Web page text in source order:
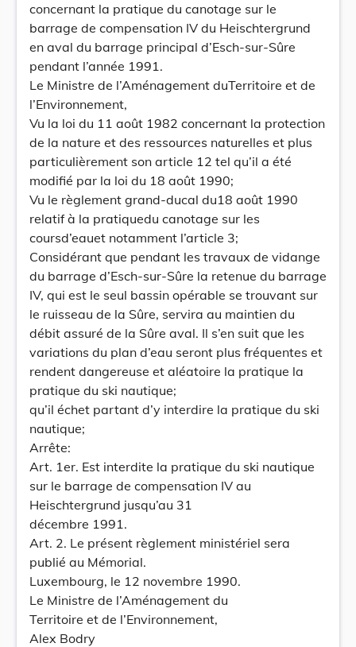
concernant la pratique du canotage sur le
barrage de compensation IV du Heischtergrund
en aval du barrage principal d’Esch-sur-Sûre
pendant l’année 1991.
Le Ministre de l’Aménagement duTerritoire et de
l’Environnement,
Vu la loi du 11 août 1982 concernant la protection
de la nature et des ressources naturelles et plus
particulièrement son article 12 tel qu’il a été
modifié par la loi du 18 août 1990;
Vu le règlement grand-ducal du18 août 1990
relatif à la pratiquedu canotage sur les
coursd’eauet notamment l’article 3;
Considérant que pendant les travaux de vidange
du barrage d’Esch-sur-Sûre la retenue du barrage
IV, qui est le seul bassin opérable se trouvant sur
le ruisseau de la Sûre, servira au maintien du
débit assuré de la Sûre aval. Il s’en suit que les
variations du plan d’eau seront plus fréquentes et
rendent dangereuse et aléatoire la pratique la
pratique du ski nautique;
qu’il échet partant d’y interdire la pratique du ski
nautique;
Arrête:
Art. 1er. Est interdite la pratique du ski nautique
sur le barrage de compensation IV au
Heischtergrund jusqu’au 31
décembre 1991.
Art. 2. Le présent règlement ministériel sera
publié au Mémorial.
Luxembourg, le 12 novembre 1990.
Le Ministre de l’Aménagement du
Territoire et de l’Environnement,
Alex Bodry